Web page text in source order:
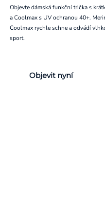
Objevte dámská funkční trička s
a Coolmax s UV ochranou 40+.
Coolmax rychle schne a odvádí
sport.
Objevit nyní